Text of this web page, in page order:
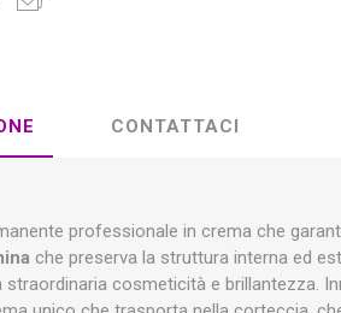
CONTATTACI
professionale in crema che
che preserva la struttura interna ed
straordinaria cosmeticità e brillantezza.